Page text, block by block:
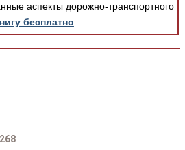
аспекты дорожно-транспортного
бесплатно